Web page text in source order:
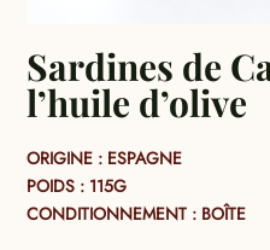
Sardines de
l’huile d’olive
ORIGINE : ESPAGNE
POIDS : 115G
CONDITIONNEMENT : BOÎTE